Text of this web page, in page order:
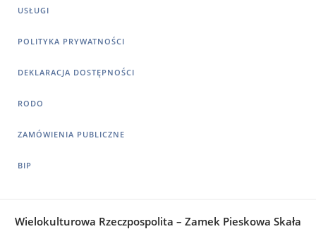
USŁUGI
POLITYKA PRYWATNOŚCI
DEKLARACJA DOSTĘPNOŚCI
RODO
ZAMÓWIENIA PUBLICZNE
BIP
Wielokulturowa Rzeczpospolita – Zamek Pieskowa Skała